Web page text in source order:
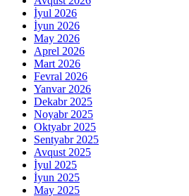
İyul 2026
İyun 2026
May 2026
Aprel 2026
Mart 2026
Fevral 2026
Yanvar 2026
Dekabr 2025
Noyabr 2025
Oktyabr 2025
Sentyabr 2025
Avqust 2025
İyul 2025
İyun 2025
May 2025